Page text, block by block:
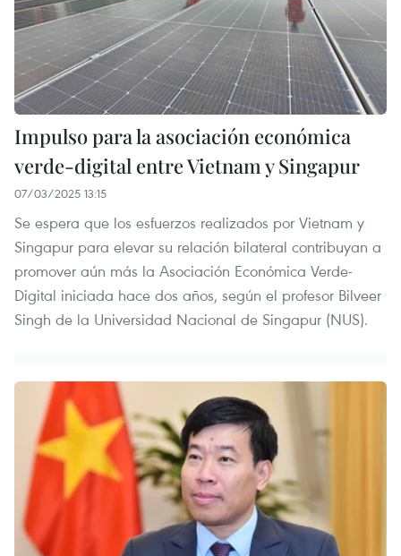
Impulso para la asociación económica
verde-digital entre Vietnam y Singapur
07/03/2025 13:15
Se espera que los esfuerzos realizados por Vietnam y
Singapur para elevar su relación bilateral contribuyan a
promover aún más la Asociación Económica Verde-
Digital iniciada hace dos años, según el profesor Bilveer
Singh de la Universidad Nacional de Singapur (NUS).